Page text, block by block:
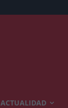
ACTUALIDAD